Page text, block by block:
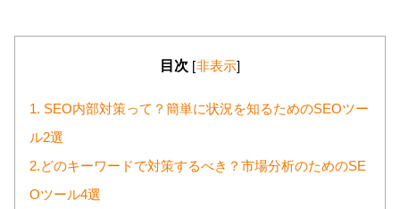
目次 [非表示]
1. SEO内部対策って？簡単に状況を知るためのSEOツー
ル2選
2.どのキーワードで対策するべき？市場分析のためのSE
Oツール4選